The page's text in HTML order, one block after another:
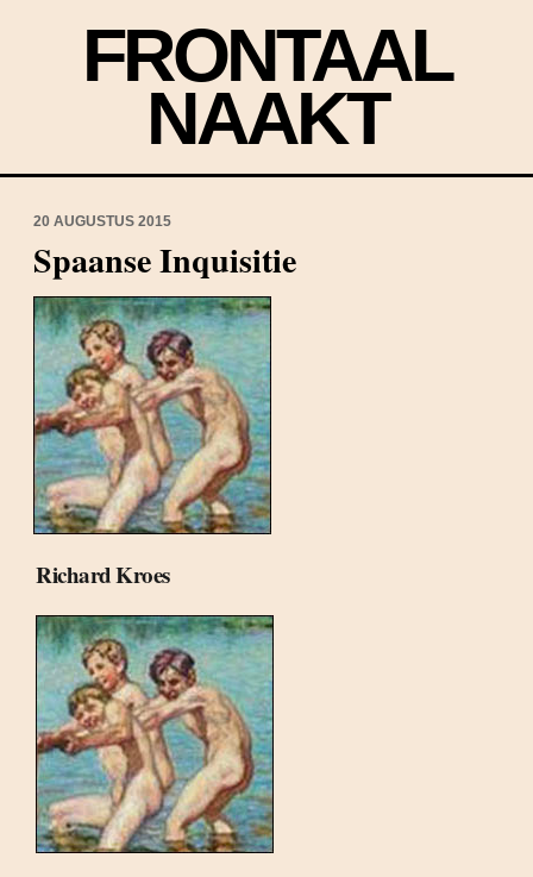
FRONTAAL
NAAKT
20 AUGUSTUS 2015
Spaanse Inquisitie
Richard Kroes